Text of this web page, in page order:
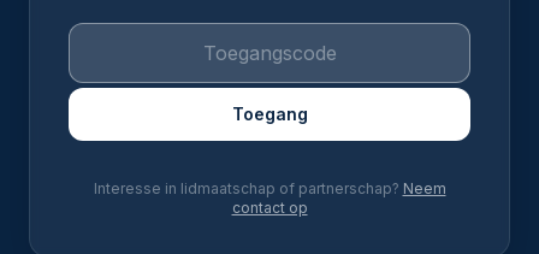
Toegang
Interesse in lidmaatschap of partnerschap? Neem
contact op